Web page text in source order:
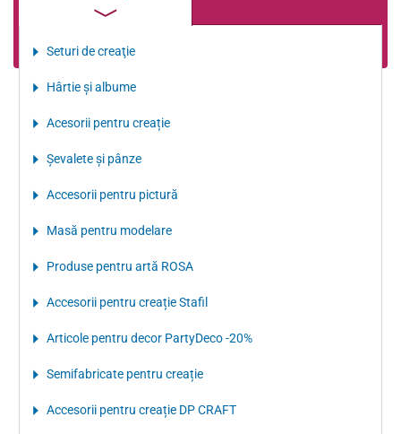
Seturi de creaţie
Hârtie şi albume
Acesorii pentru creație
Şevalete şi pânze
Accesorii pentru pictură
Masă pentru modelare
Produse pentru artă ROSA
Accesorii pentru creație Stafil
Articole pentru decor PartyDeco -20%
Semifabricate pentru creație
Accesorii pentru creație DP CRAFT